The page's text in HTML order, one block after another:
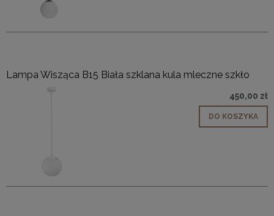
Lampa Wisząca B15 Biała szklana kula mleczne szkło
450,00 zł
DO KOSZYKA